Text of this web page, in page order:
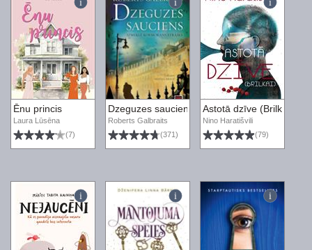
Ēnu princis
Laura Lūsēna
(7)
Dzeguzes sauciens
Roberts Galbraits
(371)
Astotā dzīve (Brilkai)
Nino Haratišvili
(79)